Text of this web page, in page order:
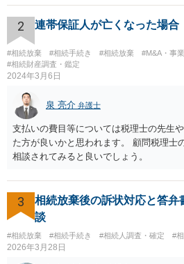
2 連帯保証人が亡くなった場合
#相続放棄 #相続手続き #相続放棄 #M&A・事
#相続財産調査・鑑定
2024年3月6日
泉 亮介 弁護士
支払いの費目等については税理士の先生
た方が良いかと思われます。 顧問税理士
相談されてみると良いでしょう。
3
相続放棄後の訴状対応と答弁
談
#相続放棄 #相続手続き #相続人調査・確定 #
2026年3月28日